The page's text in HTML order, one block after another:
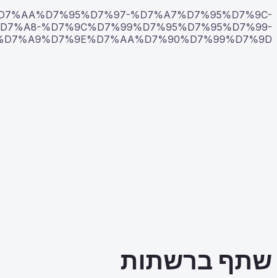
%D7%A7%D7%95%D7%9C-
%D7%9C%D7%99%D7%95%D7%95%D7%99-
שתף ברשתות